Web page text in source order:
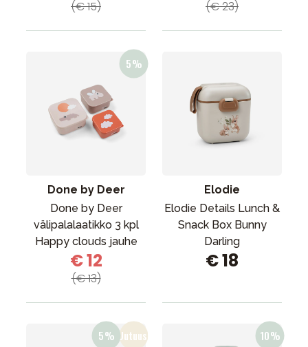
(€ 15) (€ 23)
Done by Deer
Done by Deer
välipalalaatikko 3 kpl
Happy clouds jauhe
€ 12
(€ 13)
Elodie
Elodie Details Lunch &
Snack Box Bunny
Darling
€ 18